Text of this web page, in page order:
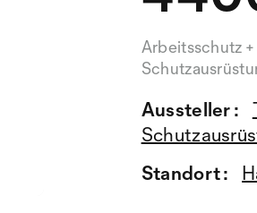
Arbeitsschutz
Aussteller :
Standort :